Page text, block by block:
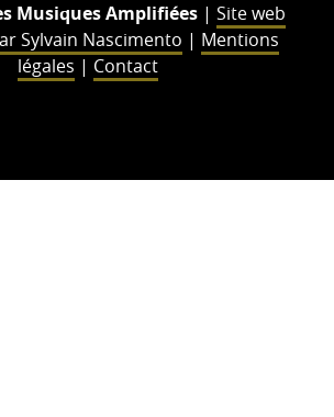
Musiques Amplifiées| Site web
Sylvain Nascimento | Mentions
légales | Contact